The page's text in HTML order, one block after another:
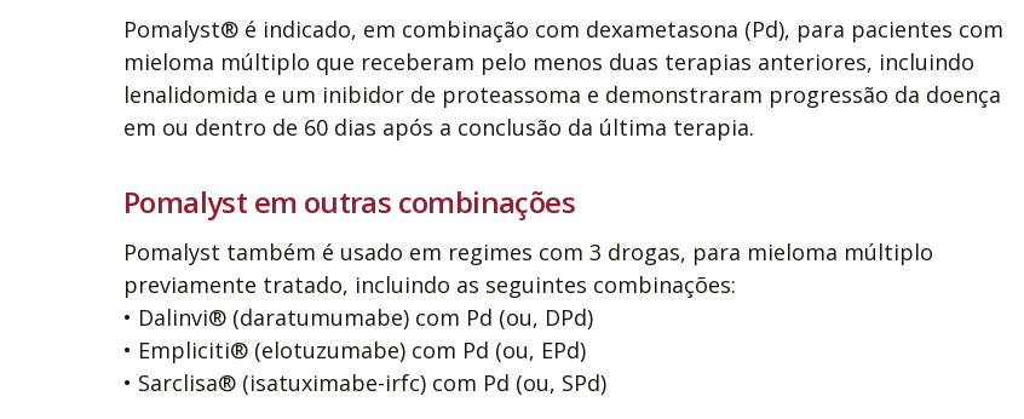
Pomalyst® é indicado, em combinação com dexametasona (Pd), para pacientes com
mieloma múltiplo que receberam pelo menos duas terapias anteriores, incluindo
lenalidomida e um inibidor de proteassoma e demonstraram progressão da doença
em ou dentro de 60 dias após a conclusão da última terapia.
Pomalyst em outras combinações
Pomalyst também é usado em regimes com 3 drogas, para mieloma múltiplo
previamente tratado, incluindo as seguintes combinações:
• Dalinvi® (daratumumabe) com Pd (ou, DPd)
• Empliciti® (elotuzumabe) com Pd (ou, EPd)
• Sarclisa® (isatuximabe-irfc) com Pd (ou, SPd)